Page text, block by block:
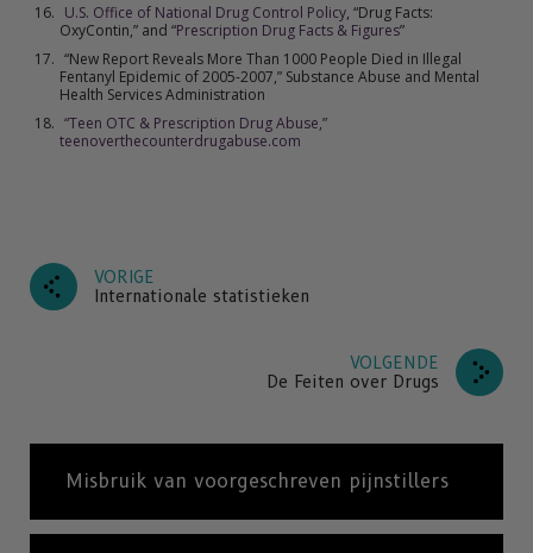
U.S. Office of National Drug Control Policy, “Drug Facts:
OxyContin,” and “Prescription Drug Facts & Figures”
“New Report Reveals More Than 1000 People Died in Illegal
Fentanyl Epidemic of 2005-2007,” Substance Abuse and Mental
Health Services Administration
“Teen OTC & Prescription Drug Abuse,”
teenoverthecounterdrugabuse.com
VORIGE
Internationale statistieken
VOLGENDE
De Feiten over Drugs
Misbruik van voorgeschreven pijnstillers